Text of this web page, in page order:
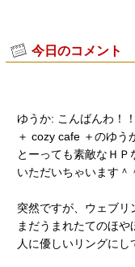
今日のコメント
ゆうか: こんばんわ！！
＋ cozy cafe ＋のゆう
とーっても素敵なＨ
いただいちゃいます＾
突然ですが、ウェブリ
まだうまれたてのほや
人に優しいリングに